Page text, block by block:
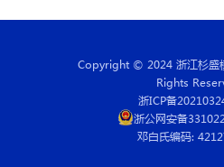
Copyright © 2024 浙江杉盛
Rights
浙ICP备
浙公网安备
邓白氏编码: